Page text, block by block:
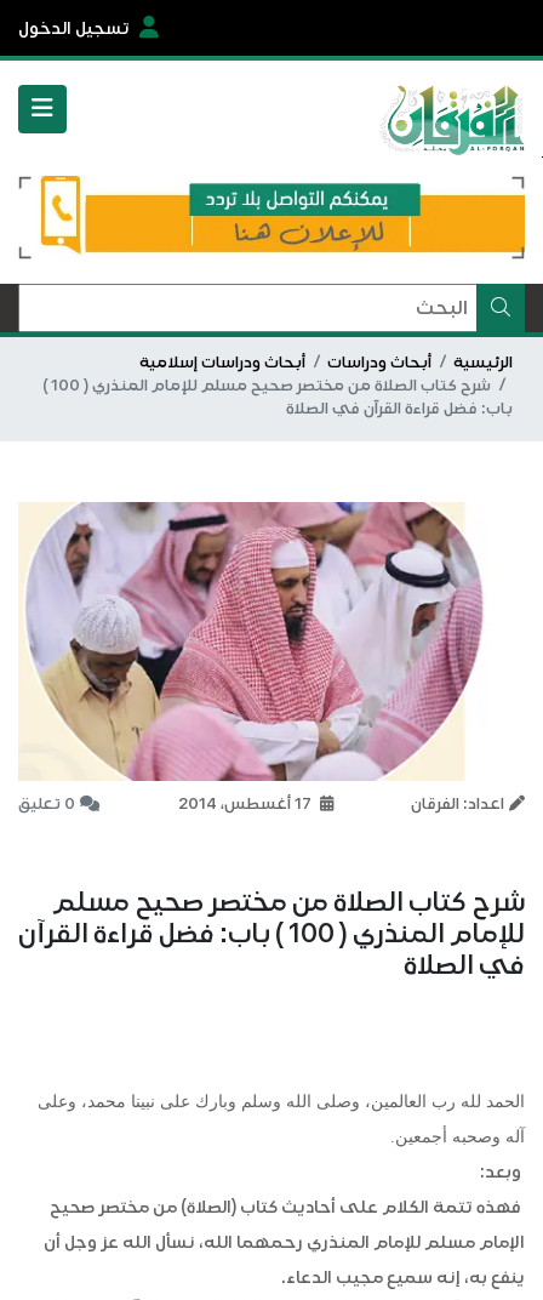
تسجيل الدخول
الرئيسية أبحاث ودراسات
أبحاث ودراسات إسلامية
شرح كتاب الصلاة من مختصر صحيح مسلم للإمام المنذري ( 100 )
باب: فضل قراءة القرآن في الصلاة
اعداد: الفرقان 0 تعليق
شرح كتاب الصلاة من مختصر صحيح مسلم
للإمام المنذري ( 100 ) باب: فضل قراءة القرآن
في الصلاة
الحمد لله رب العالمين، وصلى الله وسلم وبارك على نبينا محمد، وعلى
آله وصحبه أجمعين.
وبعد:
فهذه تتمة الكلام على أحاديث كتاب (الصلاة) من مختصر صحيح
الإمام مسلم للإمام المنذري رحمهما الله، نسأل الله عز وجل أن
ينفع به، إنه سميع مجيب الدعاء.